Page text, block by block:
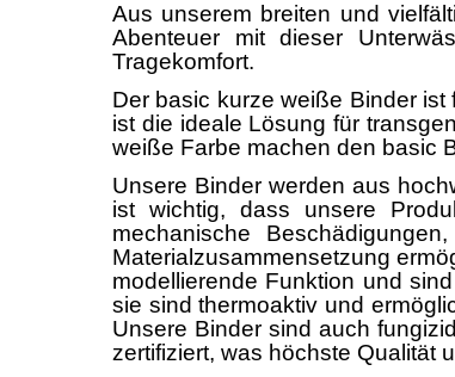
Aus unserem breiten und
Abenteuer mit dieser
Tragekomfort.
Der basic kurze weiße Binder
ist die ideale Lösung für
weiße Farbe machen den basic
Unsere Binder werden aus
ist wichtig, dass unsere
mechanische
Materialzusammensetzung
modellierende Funktion und
sie sind thermoaktiv und
Unsere Binder sind auch
zertifiziert, was höchste Qualität